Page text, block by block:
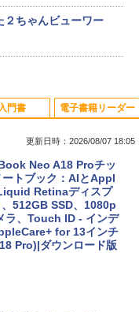
２ちゃんビューワー
更新日時：2026/08/07 18:05
Neo A18 Proチッ
トブック：AIとAppl
Retinaディスプ
512GB SSD、1080p
ラ、Touch ID - インデ
for 13インチ
Pro)|ダウンロード版
門書 電子書籍リーダー